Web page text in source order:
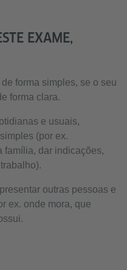
EXAME,
forma simples, se o seu
forma clara.
e usuais,
(por ex.
família, dar indicações,
outras pessoas e
ex. onde mora, que